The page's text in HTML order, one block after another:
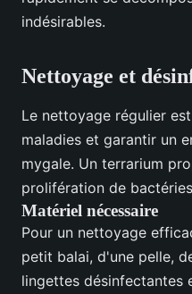
indésirables.
Nettoyage et
Le nettoyage régulier
maladies et garantir un
mygale. Un terrarium
prolifération de
Matériel nécessaire
Pour un nettoyage
petit balai, d'une pelle,
lingettes désinfectantes